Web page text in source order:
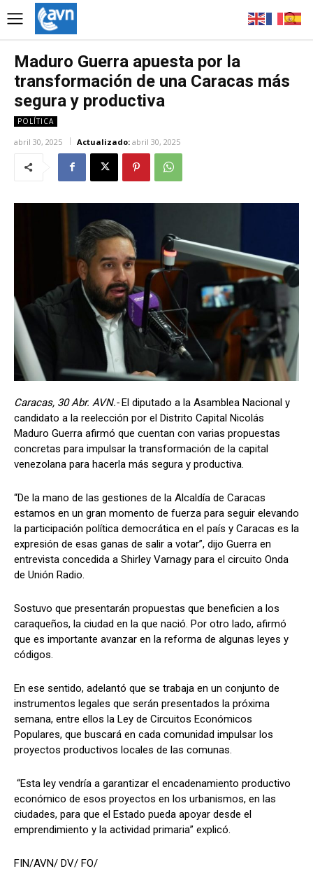
Maduro Guerra apuesta por la
transformación de una Caracas más
segura y productiva
POLÍTICA
abril 30, 2025 Actualizado: abril 30, 2025
Caracas, 30 Abr. AVN.-El diputado a la Asamblea Nacional y
candidato a la reelección por el Distrito Capital Nicolás
Maduro Guerra afirmó que cuentan con varias propuestas
concretas para impulsar la transformación de la capital
venezolana para hacerla más segura y productiva.
“De la mano de las gestiones de la Alcaldía de Caracas
estamos en un gran momento de fuerza para seguir elevando
la participación política democrática en el país y Caracas es la
expresión de esas ganas de salir a votar”, dijo Guerra en
entrevista concedida a Shirley Varnagy para el circuito Onda
de Unión Radio.
Sostuvo que presentarán propuestas que beneficien a los
caraqueños, la ciudad en la que nació. Por otro lado, afirmó
que es importante avanzar en la reforma de algunas leyes y
códigos.
En ese sentido, adelantó que se trabaja en un conjunto de
instrumentos legales que serán presentados la próxima
semana, entre ellos la Ley de Circuitos Económicos
Populares, que buscará en cada comunidad impulsar los
proyectos productivos locales de las comunas.
“Esta ley vendría a garantizar el encadenamiento productivo
económico de esos proyectos en los urbanismos, en las
ciudades, para que el Estado pueda apoyar desde el
emprendimiento y la actividad primaria” explicó.
FIN/AVN/ DV/ FO/